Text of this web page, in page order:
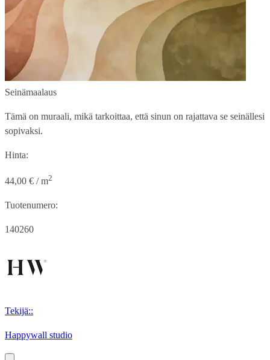
Seinämaalaus
Tämä on muraali, mikä tarkoittaa, että sinun on rajattava se seinällesi
sopivaksi.
Hinta:
44,00 € / m2
Tuotenumero:
140260
Tekijä::
Happywall studio